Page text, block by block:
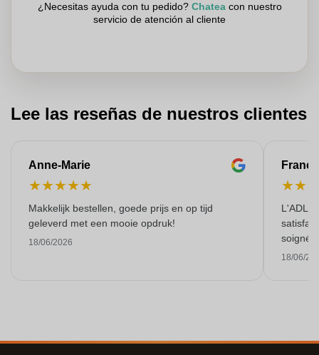
¿Necesitas ayuda con tu pedido? Chateacon nuestro
servicio de atención al cliente
Lee las reseñas de nuestros clientes
Anne-Marie
★★★★★
Makkelijk bestellen, goede prijs en op tijd
geleverd met een mooie opdruk!
18/06/2026
★★
L'ADL
soigné
18/06/